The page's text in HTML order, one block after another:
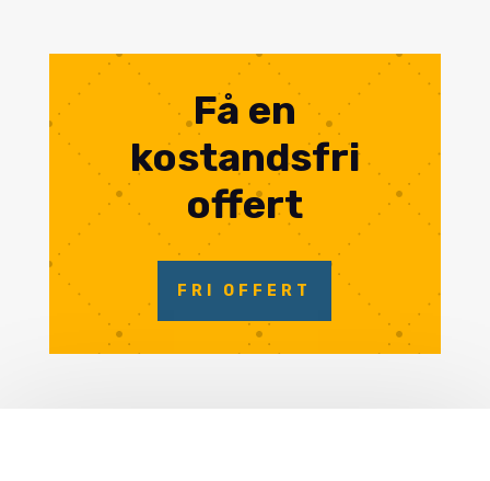
Få en
kostandsfri
offert
FRI OFFERT